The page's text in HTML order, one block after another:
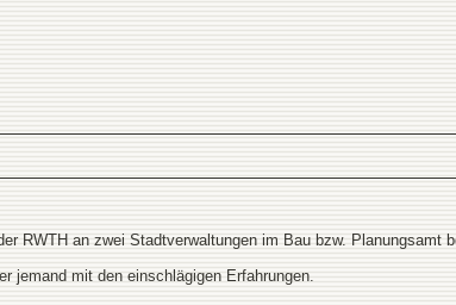
RWTH an zwei Stadtverwaltungen im Bau bzw. Planungsamt
jemand mit den einschlägigen Erfahrungen.